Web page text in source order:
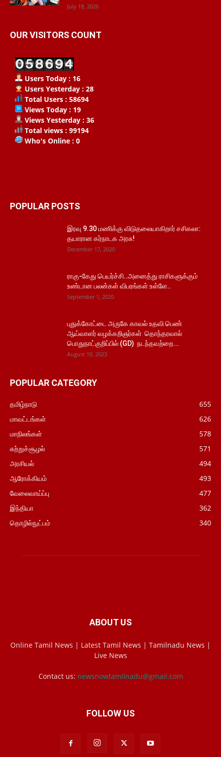
July 18, 2026
OUR VISITORS COUNT
Users Today : 16
Users Yesterday : 28
Total Users : 58694
Views Today : 19
Views Yesterday : 36
Total views : 99194
Who's Online : 0
POPULAR POSTS
இரவு 9.30 மணிக்கு விடுதலையாகிறார் சசிகலா:
தயாரான கர்நாடக அரசு!
December 17, 2020
ராகு-கேது பெயர்ச்சி..அனைத்து ராசிகளுக்கும்
உண்டான பலன்கள் விபரங்கள் உள்ளே..
September 1, 2020
புதுக்கோட்டை அருகே காவல் உதவி பெண்
ஆய்வாளர் வழக்கறிஞர்கள் தொந்தரவால்
பொதுநாட்குறிப்பில் (GD) நடந்தவற்றை...
August 10, 2023
POPULAR CATEGORY
தமிழ்நாடு
655
மாவட்டங்கள்
626
மாநிலங்கள்
578
சுற்றுச்சூழல்
571
அரசியல்
494
ஆரோக்கியம்
493
வேலைவாய்ப்பு
477
இந்தியா
362
தொழில்நுட்பம்
340
ABOUT US
Online Tamil News | Latest Tamil News | Tamilnadu News |
Live News
Contact us: newsnowtamilnadu@gmail.com
FOLLOW US